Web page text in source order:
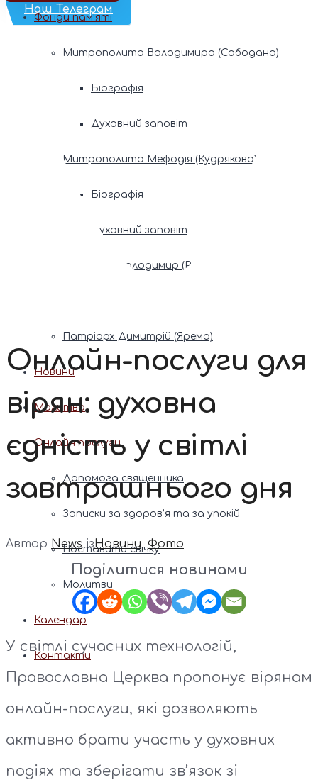
Наш Телеграм
Фонди пам’яті
Митрополита Володимира (Сабодана)
Біографія
Духовний заповіт
Митрополита Мефодія (Кудрякова)
Біографія
Духовний заповіт
Патріарх Володимир (Романюк)
Патріарх Димитрій (Ярема)
Новини
Молитва
Онлайн послуги
Допомога священника
Записки за здоров’я та за упокій
Поставити свічку
Молитви
Календар
Контакти
Онлайн-послуги для
вірян: духовна
єдність у світлі
завтрашнього дня
Автор News ізНовини, Фото
Поділитися новинами
У світлі сучасних технологій,
Православна Церква пропонує вірянам
онлайн-послуги, які дозволяють
активно брати участь у духовних
подіях та зберігати зв’язок зі